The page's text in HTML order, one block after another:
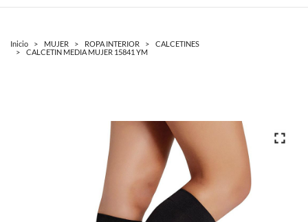
Inicio MUJER ROPA INTERIOR
CALCETINES
CALCETIN MEDIA MUJER 15841 YM